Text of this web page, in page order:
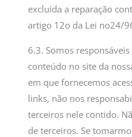
excluída a reparação
artigo 12o da Lei no24/
6.3. Somos
conteúdo no site da
em que fornecemos
links, não nos
terceiros nele contido.
de terceiros. Se